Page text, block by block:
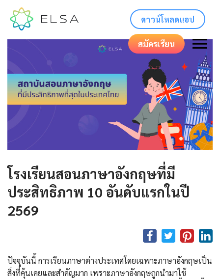
ดาวน์โหลดแอป
สมัครเรียน
โรงเรียนสอนภาษาอังกฤษที่มี
ประสิทธิภาพ 10 อันดับแรกในปี
2569
ปัจจุบันนี้ การเรียนภาษาต่างประเทศโดยเฉพาะภาษาอังกฤษเป็น
สิ่งที่คุ้นเคยและสำคัญมาก เพราะภาษาอังกฤษถูกนํามาใช้